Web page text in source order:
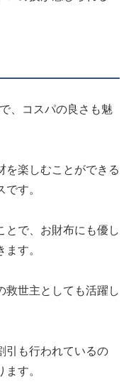
、コスパの良さも魅
を楽しむことができる
す。
とで、お財布にも優し
す。
救世主としても活躍し
引も行われているの
す。